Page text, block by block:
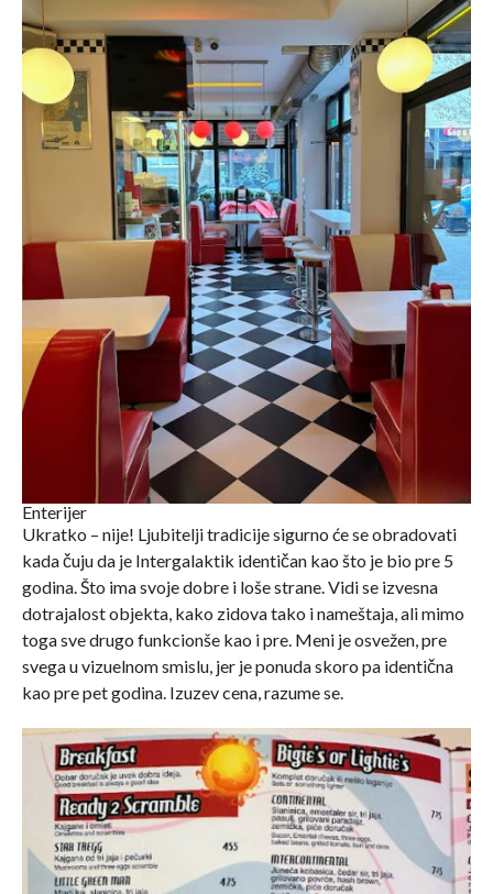
Enterijer
Ukratko – nije! Ljubitelji tradicije sigurno će se obradovati
kada čuju da je Intergalaktik identičan kao što je bio pre 5
godina. Što ima svoje dobre i loše strane. Vidi se izvesna
dotrajalost objekta, kako zidova tako i nameštaja, ali mimo
toga sve drugo funkcionše kao i pre. Meni je osvežen, pre
svega u vizuelnom smislu, jer je ponuda skoro pa identična
kao pre pet godina. Izuzev cena, razume se.